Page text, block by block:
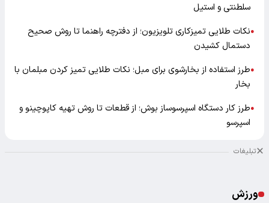
سلطنتی و استیل
●نکات طلایی تمیزکاری تلویزیون؛ از دفترچه راهنما تا روش صحیح
دستمال کشیدن
●طرز استفاده از بخارشوی برای مبل؛ نکات طلایی تمیز کردن مبلمان با
بخار
●طرز کار دستگاه اسپرسوساز بوش؛ از قطعات تا روش تهیه کاپوچینو و
اسپرسو
تبلیغات
ورزش